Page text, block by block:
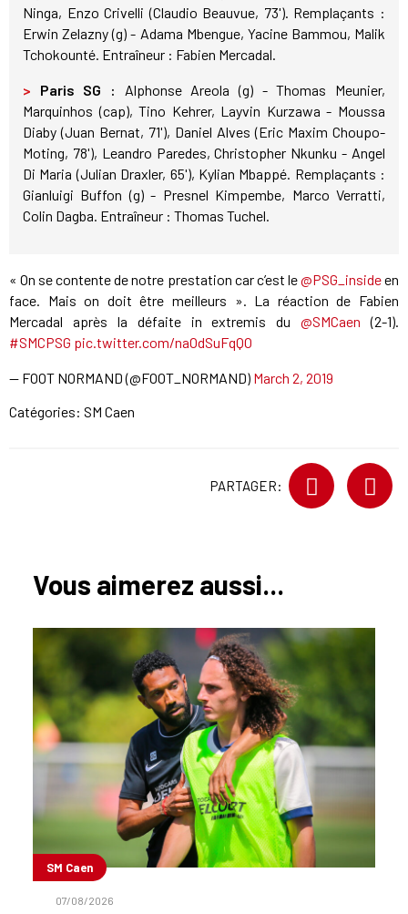
Ninga, Enzo Crivelli (Claudio Beauvue, 73'). Remplaçants :
Erwin Zelazny (g) - Adama Mbengue, Yacine Bammou, Malik
Tchokounté. Entraîneur : Fabien Mercadal.
> Paris SG :
Alphonse Areola (g) - Thomas Meunier,
Marquinhos (cap), Tino Kehrer, Layvin Kurzawa - Moussa
Diaby (Juan Bernat, 71'), Daniel Alves (Eric Maxim Choupo-
Moting, 78'), Leandro Paredes, Christopher Nkunku - Angel
Di Maria (Julian Draxler, 65'), Kylian Mbappé. Remplaçants :
Gianluigi Buffon (g) - Presnel Kimpembe, Marco Verratti,
Colin Dagba. Entraîneur : Thomas Tuchel.
« On se contente de notre prestation car c’est le@PSG_insideen
face. Mais on doit être meilleurs ». La réaction de Fabien
Mercadal après la défaite in extremis du@SMCaen (2-1).
#SMCPSG pic.twitter.com/naOdSuFqQO
— FOOT NORMAND (@FOOT_NORMAND) March 2, 2019
Catégories: SM Caen
PARTAGER:
Vous aimerez aussi...
SM Caen
07/08/2026